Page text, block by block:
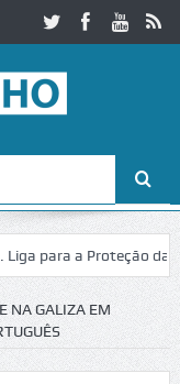
a Proteção da
NA GALIZA EM